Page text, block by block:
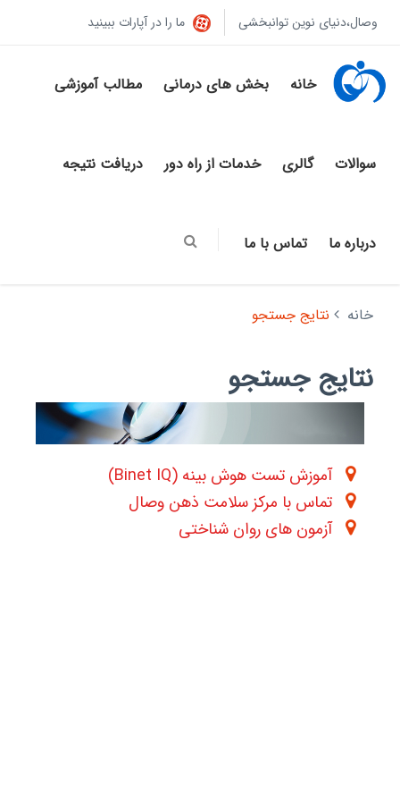
وصال،دنیای نوین توانبخشی ما را در آپارات ببینید
خانه بخش های درمانی مطالب آموزشی
سوالات گالری خدمات از راه دور دریافت نتیجه
درباره ما تماس با ما
خانه نتایج جستجو
نتایج جستجو
آموزش تست هوش بینه (Binet IQ)
تماس با مرکز سلامت ذهن وصال
آزمون های روان شناختی